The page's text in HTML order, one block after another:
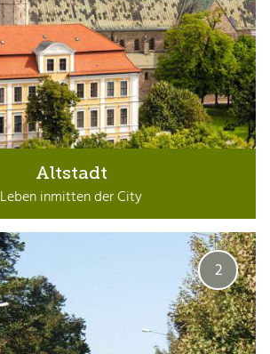
Altstadt
Leben inmitten der City
2